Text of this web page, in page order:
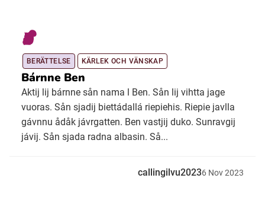
BERÄTTELSE KÄRLEK OCH VÄNSKAP
Bárnne Ben
Aktij lij bárnne sån nama l Ben. Sån lij vihtta jage
vuoras. Sån sjadij biettádallá riepiehis. Riepie javlla
gávnnu ådåk jávrgatten. Ben vastjij duko. Sunravgij
jávij. Sån sjada radna albasin. Så...
callingilvu20236 Nov2023